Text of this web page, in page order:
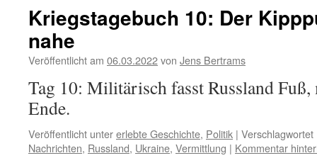
Kriegstagebuch 10: Der
nahe
Veröffentlicht am 06.03.2022von Jens Bertrams
Tag 10: Militärisch fasst Russland Fuß,
Ende.
Veröffentlicht untererlebte Geschichte, Politik | Verschlagwortet
Nachrichten, Russland, Ukraine, Vermittlung | Kommentar